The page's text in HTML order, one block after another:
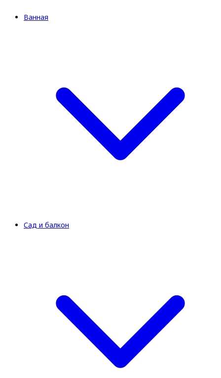
Ванная
Сад и балкон